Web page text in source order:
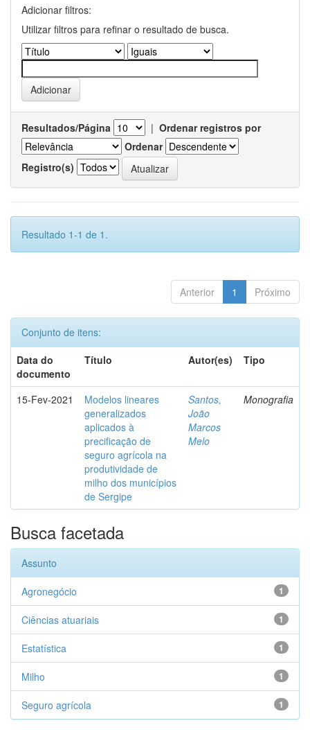
Adicionar filtros:
Utilizar filtros para refinar o resultado de busca.
Resultados/Página | Ordenar registros por
Ordenar
Registro(s)
Resultado 1-1 de 1.
Anterior 1 Próximo
Conjunto de itens:
Data do
documento
Título Autor(es) Tipo
15-Fev-2021
Modelos lineares
generalizados
aplicados à
precificação de
seguro agrícola na
produtividade de
milho dos municípios
de Sergipe
Santos,
João
Marcos
Melo
Monografia
Busca facetada
Assunto
1
Agronegócio
1
Ciências atuariais
1
Estatística
1
Milho
1
Seguro agrícola